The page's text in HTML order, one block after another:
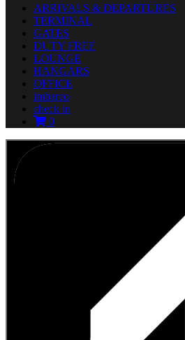
ARRIVALS & DEPARTURES
TERMINAL
GATES
DUTY FREE
LOUNGE
HANGARS
OFFICE
imbarco
check in
0